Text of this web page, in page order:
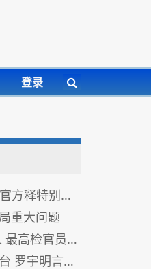
登录
释特别信号
重大问题
检官员空降
曾庆红已经被抓